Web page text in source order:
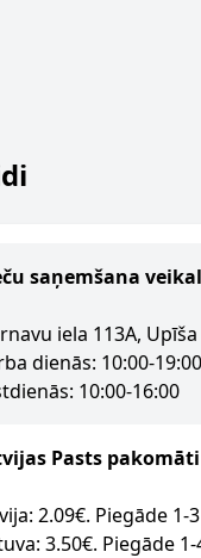
saņemšana
iela 113A, Upīša
dienās: 10:00-19:00
10:00-16:00
Pasts
2.09€. Piegāde 1-
3.50€. Piegāde